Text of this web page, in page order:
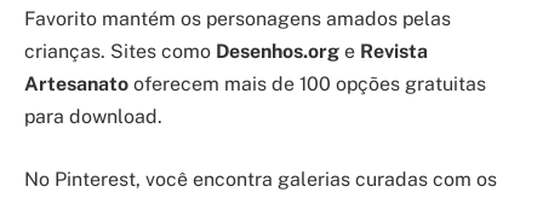
Favorito mantém os personagens amados pelas
crianças. Sites como Desenhos.org e Revista
Artesanato oferecem mais de 100 opções gratuitas
para download.
No Pinterest, você encontra galerias curadas com os